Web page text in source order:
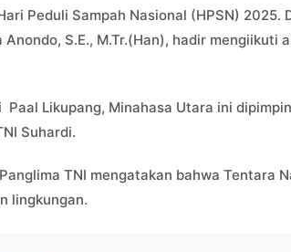
Peduli Sampah Nasional (HPSN) 2025.
S.E., M.Tr.(Han), hadir mengiikuti
Likupang, Minahasa Utara ini
Suhardi.
TNI mengatakan bahwa Tentara
lingkungan.